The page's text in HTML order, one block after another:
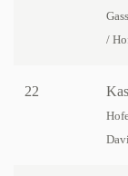
/
22